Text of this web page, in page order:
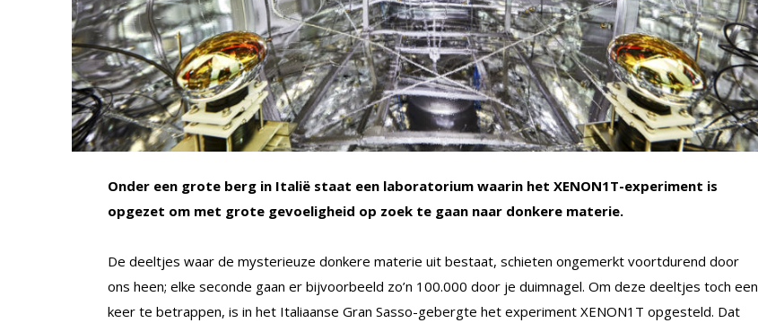
Onder een grote berg in Italië staat een laboratorium waarin het XENON1T-experiment is
opgezet om met grote gevoeligheid op zoek te gaan naar donkere materie.
De deeltjes waar de mysterieuze donkere materie uit bestaat, schieten ongemerkt voortdurend door
ons heen; elke seconde gaan er bijvoorbeeld zo’n 100.000 door je duimnagel. Om deze deeltjes toch een
keer te betrappen, is in het Italiaanse Gran Sasso-gebergte het experiment XENON1T opgesteld. Dat